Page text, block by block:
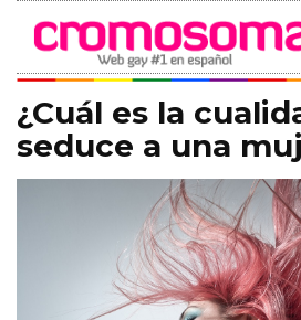
¿Cuál es la
seduce a una